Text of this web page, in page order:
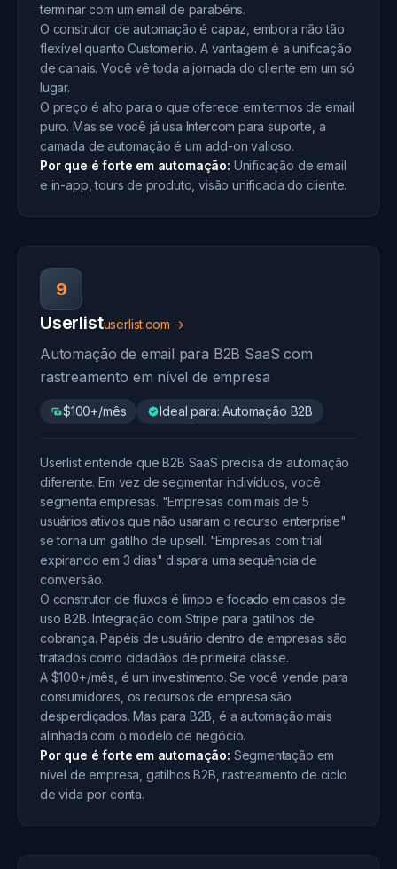
terminar com um email de parabéns.
O construtor de automação é capaz, embora não tão
flexível quanto Customer.io. A vantagem é a unificação
de canais. Você vê toda a jornada do cliente em um só
lugar.
O preço é alto para o que oferece em termos de email
puro. Mas se você já usa Intercom para suporte, a
camada de automação é um add-on valioso.
Por que é forte em automação: Unificação de email
e in-app, tours de produto, visão unificada do cliente.
9
Userlistuserlist.com →
Automação de email para B2B SaaS com
rastreamento em nível de empresa
$100+/mês Ideal para: Automação B2B
Userlist entende que B2B SaaS precisa de automação
diferente. Em vez de segmentar indivíduos, você
segmenta empresas. "Empresas com mais de 5
usuários ativos que não usaram o recurso enterprise"
se torna um gatilho de upsell. "Empresas com trial
expirando em 3 dias" dispara uma sequência de
conversão.
O construtor de fluxos é limpo e focado em casos de
uso B2B. Integração com Stripe para gatilhos de
cobrança. Papéis de usuário dentro de empresas são
tratados como cidadãos de primeira classe.
A $100+/mês, é um investimento. Se você vende para
consumidores, os recursos de empresa são
desperdiçados. Mas para B2B, é a automação mais
alinhada com o modelo de negócio.
Por que é forte em automação: Segmentação em
nível de empresa, gatilhos B2B, rastreamento de ciclo
de vida por conta.